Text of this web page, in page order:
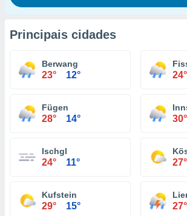
Principais cidades
Berwang
23° 12° 24°
Fügen
28° 14° 30°
Ischgl
24° 11° 27°
Kufstein
29° 15° 27°